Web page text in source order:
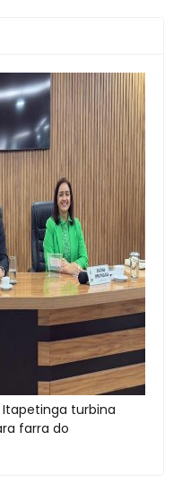
turbina
farra do